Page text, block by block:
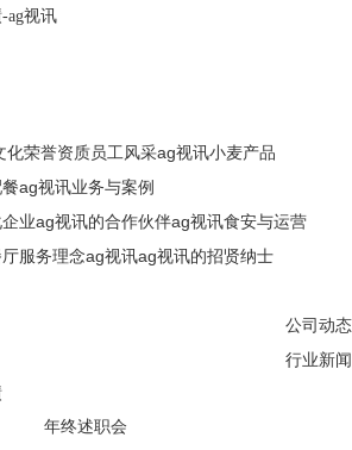
ag视讯
化荣誉资质员工风采ag视讯小麦产品
ag视讯业务与案例
业ag视讯的合作伙伴ag视讯食安与运营
服务理念ag视讯ag视讯的招贤纳士
公司动态
行业新闻
年终述职会